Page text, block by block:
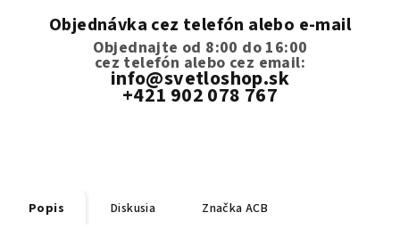
Objednávka cez telefón alebo e-mail
Objednajte od 8:00 do 16:00
cez telefón alebo cez email:
info@svetloshop.sk
+421 902 078 767
Popis Diskusia Značka ACB